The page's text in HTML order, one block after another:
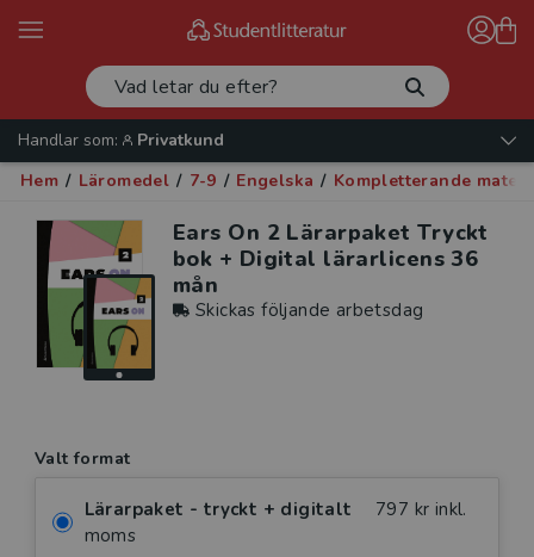
Handlar som:
Privatkund
Hem / Läromedel / 7-9 / Engelska / Kompletterande
Ears On 2 Lärarpaket Tryckt
bok + Digital lärarlicens 36
mån
Skickas följande arbetsdag
Valt format
Lärarpaket - tryckt + digitalt
797 kr inkl.
moms